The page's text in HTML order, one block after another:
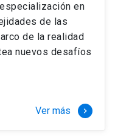
en
de las
de la realidad
nuevos desafíos
Ver más keyboard_arrow_right